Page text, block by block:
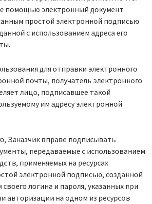
помощью электронный документ
простой электронной подписью
с использованием адреса его
для отправки электронного
почты, получатель электронного
лицо, подписавшее такой
им адресу электронной
Заказчик вправе подписывать
передаваемые с использованием
применяемых на ресурсах
электронной подписью, созданной
логина и пароля, указанных при
авторизации на одном из ресурсов